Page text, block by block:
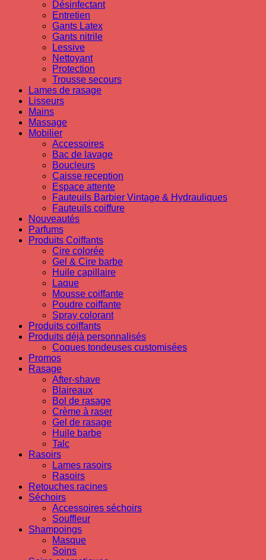
Désinfectant
Entretien
Gants Latex
Gants nitrile
Lessive
Nettoyant
Protection
Trousse secours
Lames de rasage
Lisseurs
Mains
Massage
Mobilier
Accessoires
Bac de lavage
Boucleurs
Caisse reception
Espace attente
Fauteuils Barbier Vintage & Hydrauliques
Fauteuils coiffure
Nouveautés
Parfums
Produits Coiffants
Cire colorée
Gel & Cire barbe
Huile capillaire
Laque
Mousse coiffante
Poudre coiffante
Spray colorant
Produits coiffants
Produits déjà personnalisés
Coques tondeuses customisées
Promos
Rasage
After-shave
Blaireaux
Bol de rasage
Crème à raser
Gel de rasage
Huile barbe
Talc
Rasoirs
Lames rasoirs
Rasoirs
Retouches racines
Séchoirs
Accessoires séchoirs
Souffleur
Shampoings
Masque
Soins